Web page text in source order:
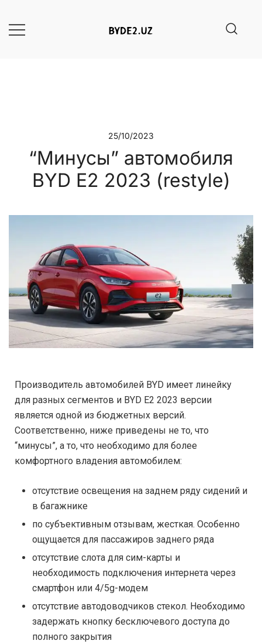
25/10/2023
“Минусы” автомобиля
BYD E2 2023 (restyle)
Производитель автомобилей BYD имеет линейку
для разных сегментов и BYD E2 2023 версии
является одной из бюджетных версий.
Соответственно, ниже приведены не то, что
“минусы”, а то, что необходимо для более
комфортного владения автомобилем:
отсутствие освещения на заднем ряду сидений и
в багажнике
по субъективным отзывам, жесткая. Особенно
ощущается для пассажиров заднего ряда
отсутствие слота для сим-карты и
необходимость подключения интернета через
смартфон или 4/5g-модем
отсутствие автодоводчиков стекол. Необходимо
задержать кнопку бесключевого доступа до
полного закрытия